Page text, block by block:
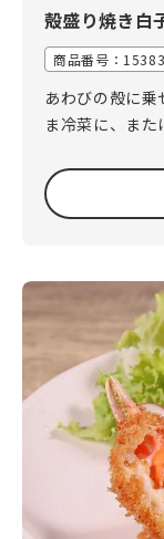
殻盛り焼き白
商品番号：
あわびの殻に
ま冷菜に、また